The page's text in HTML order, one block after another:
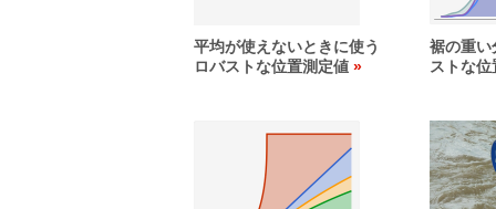
平均が使えないときに使う
ロバストな位置測定値
裾の重い
ストな